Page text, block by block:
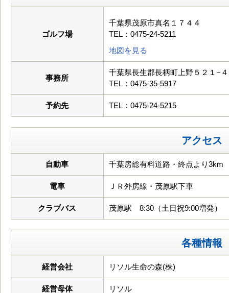
ゴルフ場
千葉県茂原市真名１７４４
TEL：0475-24-5211
地図を見る
事務所
千葉県長生郡長柄町上野５２１−４
TEL：0475-35-5917
予約先 TEL：0475-24-5215
アクセス
自動車 千葉房総有料道路・終点より3km
電車 ＪＲ外房線・茂原駅下車
クラブバス 茂原駅 8:30（土日祝9:00増発）
各種情報
経営会社 リソル生命の森(株)
経営母体 リソル